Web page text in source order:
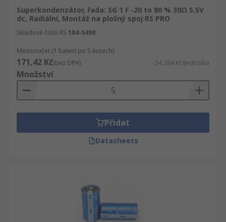
Superkondenzátor, řada: SG 1 F -20 to 80 % 30Ω 5.5V
dc, Radiální, Montáž na plošný spoj RS PRO
Skladové číslo RS 184-5498
Mezisoučet (1 balení po 5 kusech)
171,42 Kč(bez DPH) 34,284 Kč/jednotka
Množství
Přidat
Datasheets